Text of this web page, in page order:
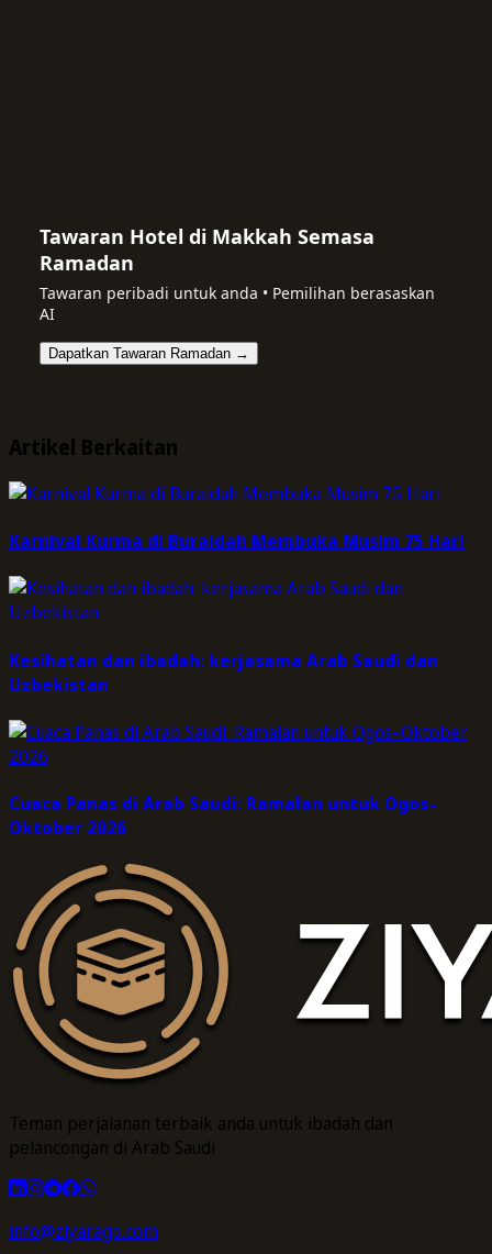
Tawaran Hotel di Makkah Semasa
Ramadan
Tawaran peribadi untuk anda • Pemilihan berasaskan
AI
Dapatkan Tawaran Ramadan →
Artikel Berkaitan
Karnival Kurma di Buraidah Membuka Musim 75 Hari
Kesihatan dan ibadah: kerjasama Arab Saudi dan
Uzbekistan
Cuaca Panas di Arab Saudi: Ramalan untuk Ogos–
Oktober 2026
Teman perjalanan terbaik anda untuk ibadah dan
pelancongan di Arab Saudi
info@ziyarago.com